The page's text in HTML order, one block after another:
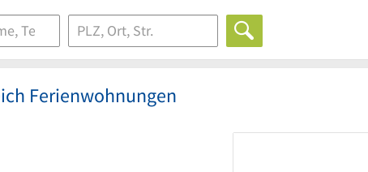
Ferienwohnungen